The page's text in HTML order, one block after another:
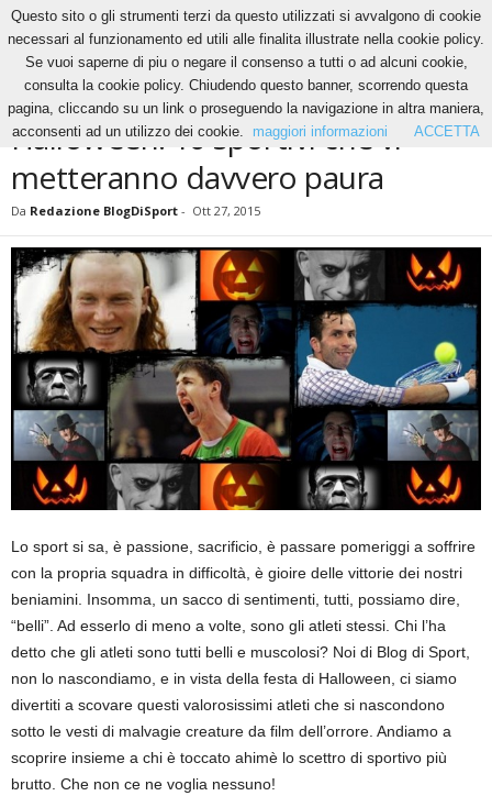
News Halloween: 10 sportivi che vi metteranno davvero paura
NEWS SLIDES
Halloween: 10 sportivi che vi
metteranno davvero paura
Da Redazione BlogDiSport - Ott 27, 2015
Lo sport si sa, è passione, sacrificio, è passare pomeriggi a soffrire
con la propria squadra in difficoltà, è gioire delle vittorie dei nostri
beniamini. Insomma, un sacco di sentimenti, tutti, possiamo dire,
“belli”. Ad esserlo di meno a volte, sono gli atleti stessi. Chi l’ha
detto che gli atleti sono tutti belli e muscolosi? Noi di Blog di Sport,
non lo nascondiamo, e in vista della festa di Halloween, ci siamo
divertiti a scovare questi valorosissimi atleti che si nascondono
sotto le vesti di malvagie creature da film dell’orrore. Andiamo a
scoprire insieme a chi è toccato ahimè lo scettro di sportivo più
brutto. Che non ce ne voglia nessuno!
Questo sito o gli strumenti terzi da questo utilizzati si avvalgono di cookie
necessari al funzionamento ed utili alle finalita illustrate nella cookie policy.
Se vuoi saperne di piu o negare il consenso a tutti o ad alcuni cookie,
consulta la cookie policy. Chiudendo questo banner, scorrendo questa
pagina, cliccando su un link o proseguendo la navigazione in altra maniera,
acconsenti ad un utilizzo dei cookie.
maggiori informazioni ACCETTA